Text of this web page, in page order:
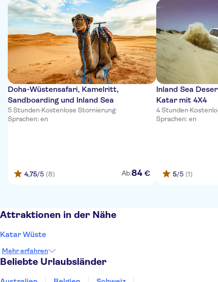
Doha-Wüstensafari, Kamelritt,
Sandboarding und Inland Sea
5 Stunden·Kostenlose Stornierung·
Sprachen: en
4,75/5 (8) Ab:84 €
Inland Sea
Katar mit 4X4
4 Stunden·
Sprachen: en
5/5 (1)
Attraktionen in der Nähe
Katar Wüste
Mehr erfahren
Beliebte Urlaubsländer